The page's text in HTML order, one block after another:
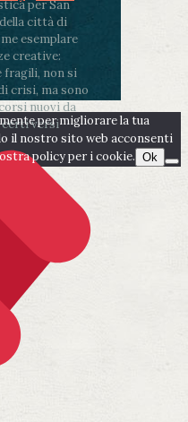
per San
città di
esemplare
creative:
fragili, non si
crisi, ma sono
nuovi da
certi versiper migliorare la tua
il nostro sito web acconsenti
policy per i cookie. Ok